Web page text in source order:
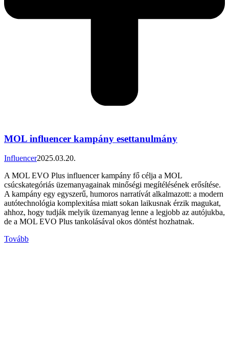
MOL influencer kampány esettanulmány
Influencer2025.03.20.
A MOL EVO Plus influencer kampány fő célja a MOL
csúcskategóriás üzemanyagainak minőségi megítélésének erősítése.
A kampány egy egyszerű, humoros narratívát alkalmazott: a modern
autótechnológia komplexitása miatt sokan laikusnak érzik magukat,
ahhoz, hogy tudják melyik üzemanyag lenne a legjobb az autójukba,
de a MOL EVO Plus tankolásával okos döntést hozhatnak.
Tovább